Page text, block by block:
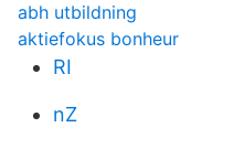
abh utbildning
aktiefokus bonheur
RI
nZ